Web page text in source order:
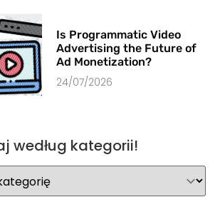
Is Programmatic Video
Advertising the Future of
Ad Monetization?
24/07/2026
według kategorii!